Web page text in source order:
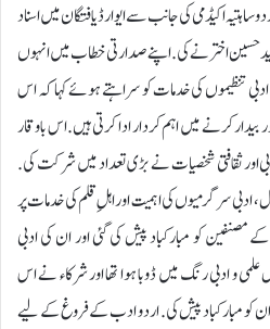
ساہتیہ اکیڈمی کی جانب سے ایوارڈ یافتگان میں اسناد
حسین اختر نے کی. اپنے صدارتی خطاب میں انہوں
تنظیموں کی خدمات کو سراہتے ہوئے کہا کہ اس
کرنے میں اہم کردار ادا کرتی ہیں. اس باوقار
اور ثقافتی شخصیات نے بڑی تعداد میں شرکت کی.
سرگرمیوں کی اہمیت اور اہلِ قلم کی خدمات پر
کو مبارکباد پیش کی گئی اور ان کی ادبی
و ادبی رنگ میں ڈوبا ہوا تھا اور شرکاء نے اس
کو مبارکباد پیش کی. اردو ادب کے فروغ کے لیے